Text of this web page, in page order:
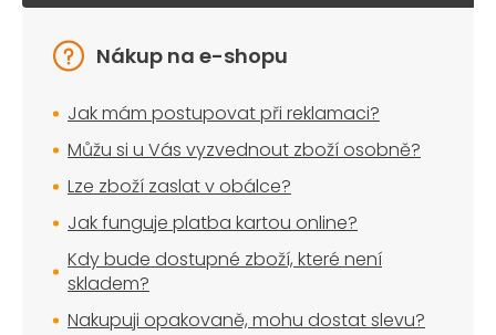
Nákup na e-shopu
Jak mám postupovat při reklamaci?
Můžu si u Vás vyzvednout zboží osobně?
Lze zboží zaslat v obálce?
Jak funguje platba kartou online?
Kdy bude dostupné zboží, které není
skladem?
Nakupuji opakovaně, mohu dostat slevu?